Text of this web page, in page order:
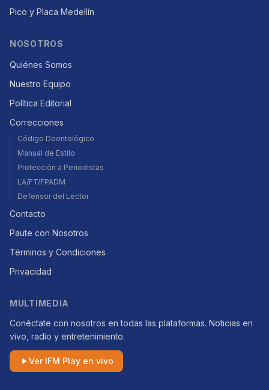
Pico y Placa Medellín
NOSOTROS
Quiénes Somos
Nuestro Equipo
Política Editorial
Correcciones
Código Deontológico
Manual de Estilo
Protección a Periodistas
LA/FT/FPADM
Defensor del Lector
Contacto
Paute con Nosotros
Términos y Condiciones
Privacidad
MULTIMEDIA
Conéctate con nosotros en todas las plataformas. Noticias en
vivo, radio y entretenimiento.
Ver IFM Play en vivo